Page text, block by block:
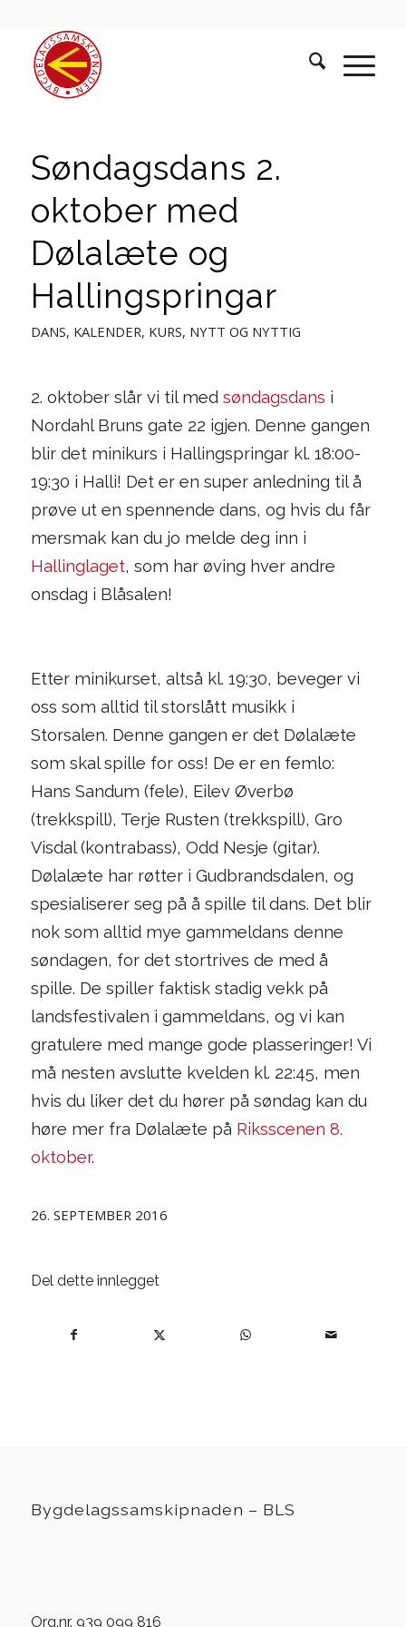
Søndagsdans 2.
oktober med
Dølalæte og
Hallingspringar
DANS, KALENDER, KURS, NYTT OG NYTTIG
2. oktober slår vi til med søndagsdans i
Nordahl Bruns gate 22 igjen. Denne gangen
blir det minikurs i Hallingspringar kl. 18:00-
19:30 i Halli! Det er en super anledning til å
prøve ut en spennende dans, og hvis du får
mersmak kan du jo melde deg inn i
Hallinglaget, som har øving hver andre
onsdag i Blåsalen!
Etter minikurset, altså kl. 19:30, beveger vi
oss som alltid til storslått musikk i
Storsalen. Denne gangen er det Dølalæte
som skal spille for oss! De er en femlo:
Hans Sandum (fele), Eilev Øverbø
(trekkspill), Terje Rusten (trekkspill), Gro
Visdal (kontrabass), Odd Nesje (gitar).
Dølalæte har røtter i Gudbrandsdalen, og
spesialiserer seg på å spille til dans. Det blir
nok som alltid mye gammeldans denne
søndagen, for det stortrives de med å
spille. De spiller faktisk stadig vekk på
landsfestivalen i gammeldans, og vi kan
gratulere med mange gode plasseringer! Vi
må nesten avslutte kvelden kl. 22:45, men
hvis du liker det du hører på søndag kan du
høre mer fra Dølalæte på Riksscenen 8.
oktober.
26. SEPTEMBER 2016
Del dette innlegget
Bygdelagssamskipnaden – BLS
Org.nr. 939 099 816